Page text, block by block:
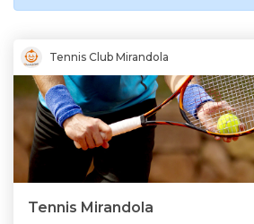
Tennis Club Mirandola
Tennis Mirandola